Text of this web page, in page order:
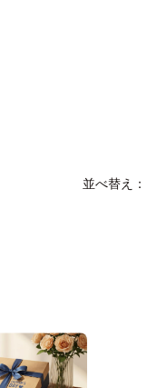
並べ替え：